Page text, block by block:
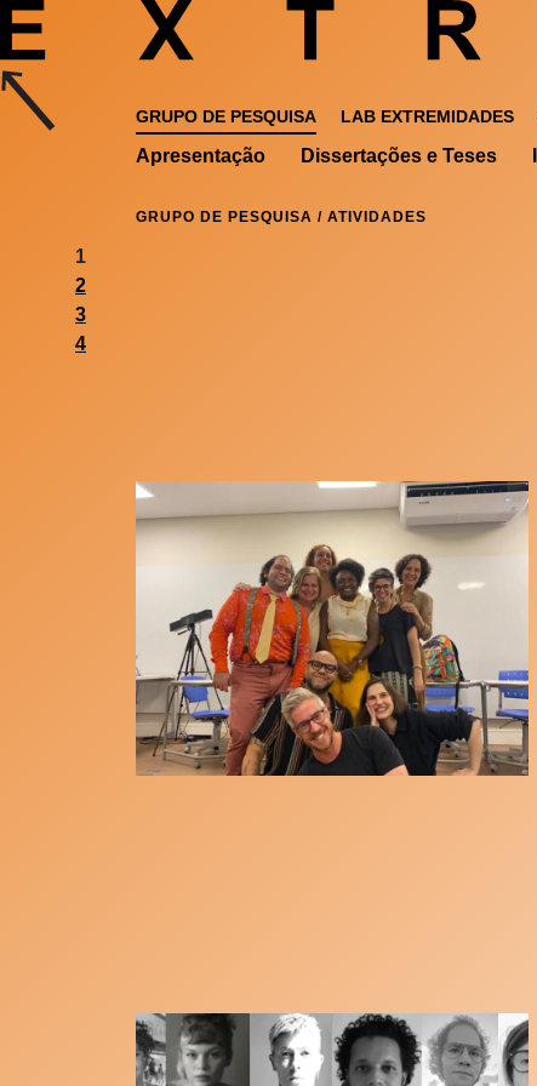
GRUPO DE PESQUISA LAB EXTREMIDADES
Apresentação Dissertações e Teses
GRUPO DE PESQUISA / ATIVIDADES
1
2
3
4